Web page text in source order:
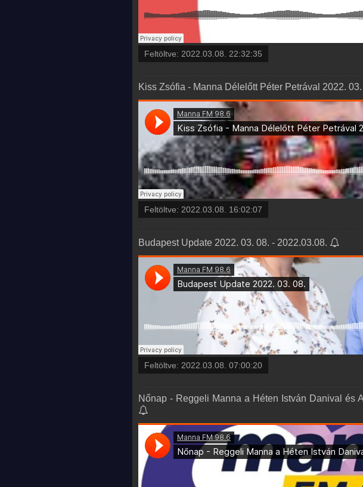
Feltöltve: 2022.03.08. 22:32:35
Kiss Zsófia - Manna Délelőtt Péter Petrával 2022.
Feltöltve: 2022.03.08. 16:02:07
Budapest Update 2022. 03. 08. - 2022.03.08.
Feltöltve: 2022.03.08. 07:00:20
Nőnap - Reggeli Manna a Héten István Danival és